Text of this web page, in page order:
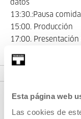
Esta página web
Las cookies de
datos
13:30.:Pausa comida
15:00. Producción
17:00.